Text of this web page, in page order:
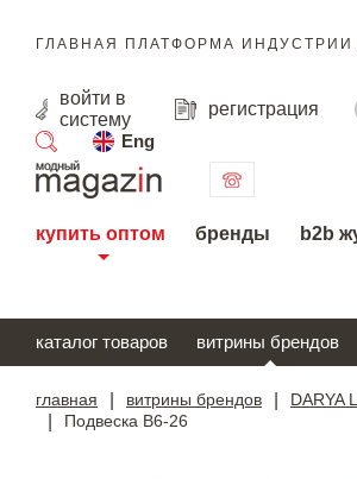
ГЛАВНАЯ ПЛАТФОРМА
войти в
систему
регистрация
Eng
поиск
купить оптом бренды b2b
каталог товаров витрины брендов
главная витрины брендов DARYA
Подвеска В6-26